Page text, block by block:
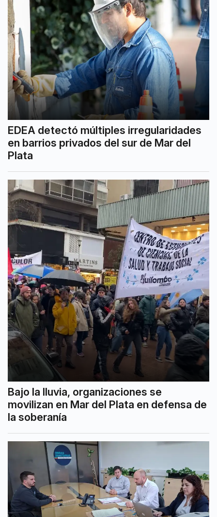
EDEA detectó múltiples irregularidades
en barrios privados del sur de Mar del
Plata
Bajo la lluvia, organizaciones se
movilizan en Mar del Plata en defensa de
la soberanía